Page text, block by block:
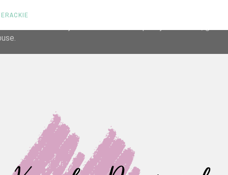
its services and to analyze traffic. Your IP address and